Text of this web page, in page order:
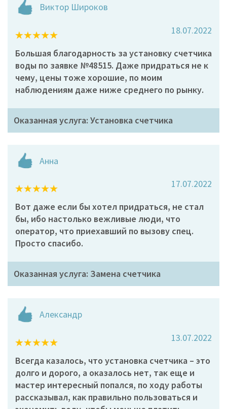
Виктор Широков
18.07.2022
Большая благодарность за установку счетчика
воды по заявке №48515. Даже придраться не к
чему, цены тоже хорошие, по моим
наблюдениям даже ниже среднего по рынку.
Оказанная услуга: Установка счетчика
Анна
17.07.2022
Вот даже если бы хотел придраться, не стал
бы, ибо настолько вежливые люди, что
оператор, что приехавший по вызову спец.
Просто спасибо.
Оказанная услуга: Замена счетчика
Александр
13.07.2022
Всегда казалось, что установка счетчика – это
долго и дорого, а оказалось нет, так еще и
мастер интересный попался, по ходу работы
рассказывал, как правильно пользоваться и